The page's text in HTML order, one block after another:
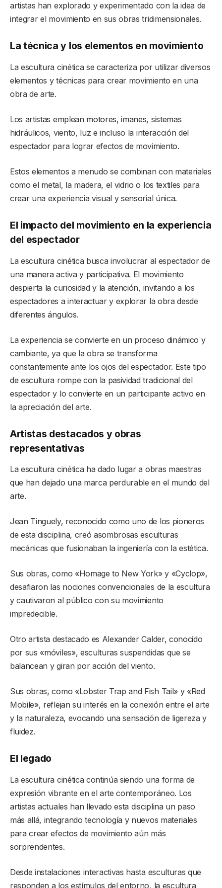
artistas han explorado y experimentado con la idea de
integrar el movimiento en sus obras tridimensionales.
La técnica y los elementos en movimiento
La escultura cinética se caracteriza por utilizar diversos
elementos y técnicas para crear movimiento en una
obra de arte.
Los artistas emplean motores, imanes, sistemas
hidráulicos, viento, luz e incluso la interacción del
espectador para lograr efectos de movimiento.
Estos elementos a menudo se combinan con materiales
como el metal, la madera, el vidrio o los textiles para
crear una experiencia visual y sensorial única.
El impacto del movimiento en la experiencia
del espectador
La escultura cinética busca involucrar al espectador de
una manera activa y participativa. El movimiento
despierta la curiosidad y la atención, invitando a los
espectadores a interactuar y explorar la obra desde
diferentes ángulos.
La experiencia se convierte en un proceso dinámico y
cambiante, ya que la obra se transforma
constantemente ante los ojos del espectador. Este tipo
de escultura rompe con la pasividad tradicional del
espectador y lo convierte en un participante activo en
la apreciación del arte.
Artistas destacados y obras
representativas
La escultura cinética ha dado lugar a obras maestras
que han dejado una marca perdurable en el mundo del
arte.
Jean Tinguely, reconocido como uno de los pioneros
de esta disciplina, creó asombrosas esculturas
mecánicas que fusionaban la ingeniería con la estética.
Sus obras, como «Homage to New York» y «Cyclop»,
desafiaron las nociones convencionales de la escultura
y cautivaron al público con su movimiento
impredecible.
Otro artista destacado es Alexander Calder, conocido
por sus «móviles», esculturas suspendidas que se
balancean y giran por acción del viento.
Sus obras, como «Lobster Trap and Fish Tail» y «Red
Mobile», reflejan su interés en la conexión entre el arte
y la naturaleza, evocando una sensación de ligereza y
fluidez.
El legado
La escultura cinética continúa siendo una forma de
expresión vibrante en el arte contemporáneo. Los
artistas actuales han llevado esta disciplina un paso
más allá, integrando tecnología y nuevos materiales
para crear efectos de movimiento aún más
sorprendentes.
Desde instalaciones interactivas hasta esculturas que
responden a los estímulos del entorno, la escultura